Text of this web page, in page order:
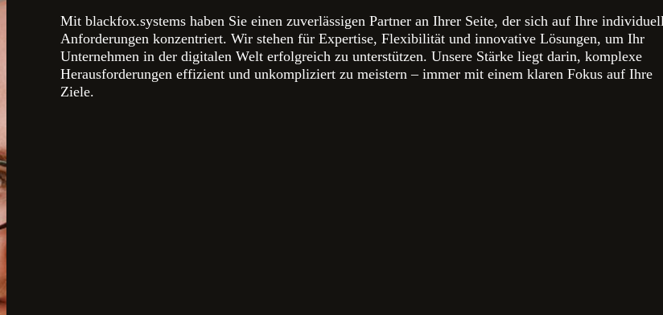
Mit blackfox.systems haben Sie einen zuverlässigen Partner an Ihrer Seite, der sich auf Ihre
Anforderungen konzentriert. Wir stehen für Expertise, Flexibilität und innovative Lösungen, um Ihr
Unternehmen in der digitalen Welt erfolgreich zu unterstützen. Unsere Stärke liegt darin, komplexe
Herausforderungen effizient und unkompliziert zu meistern – immer mit einem klaren Fokus auf Ihre
Ziele.